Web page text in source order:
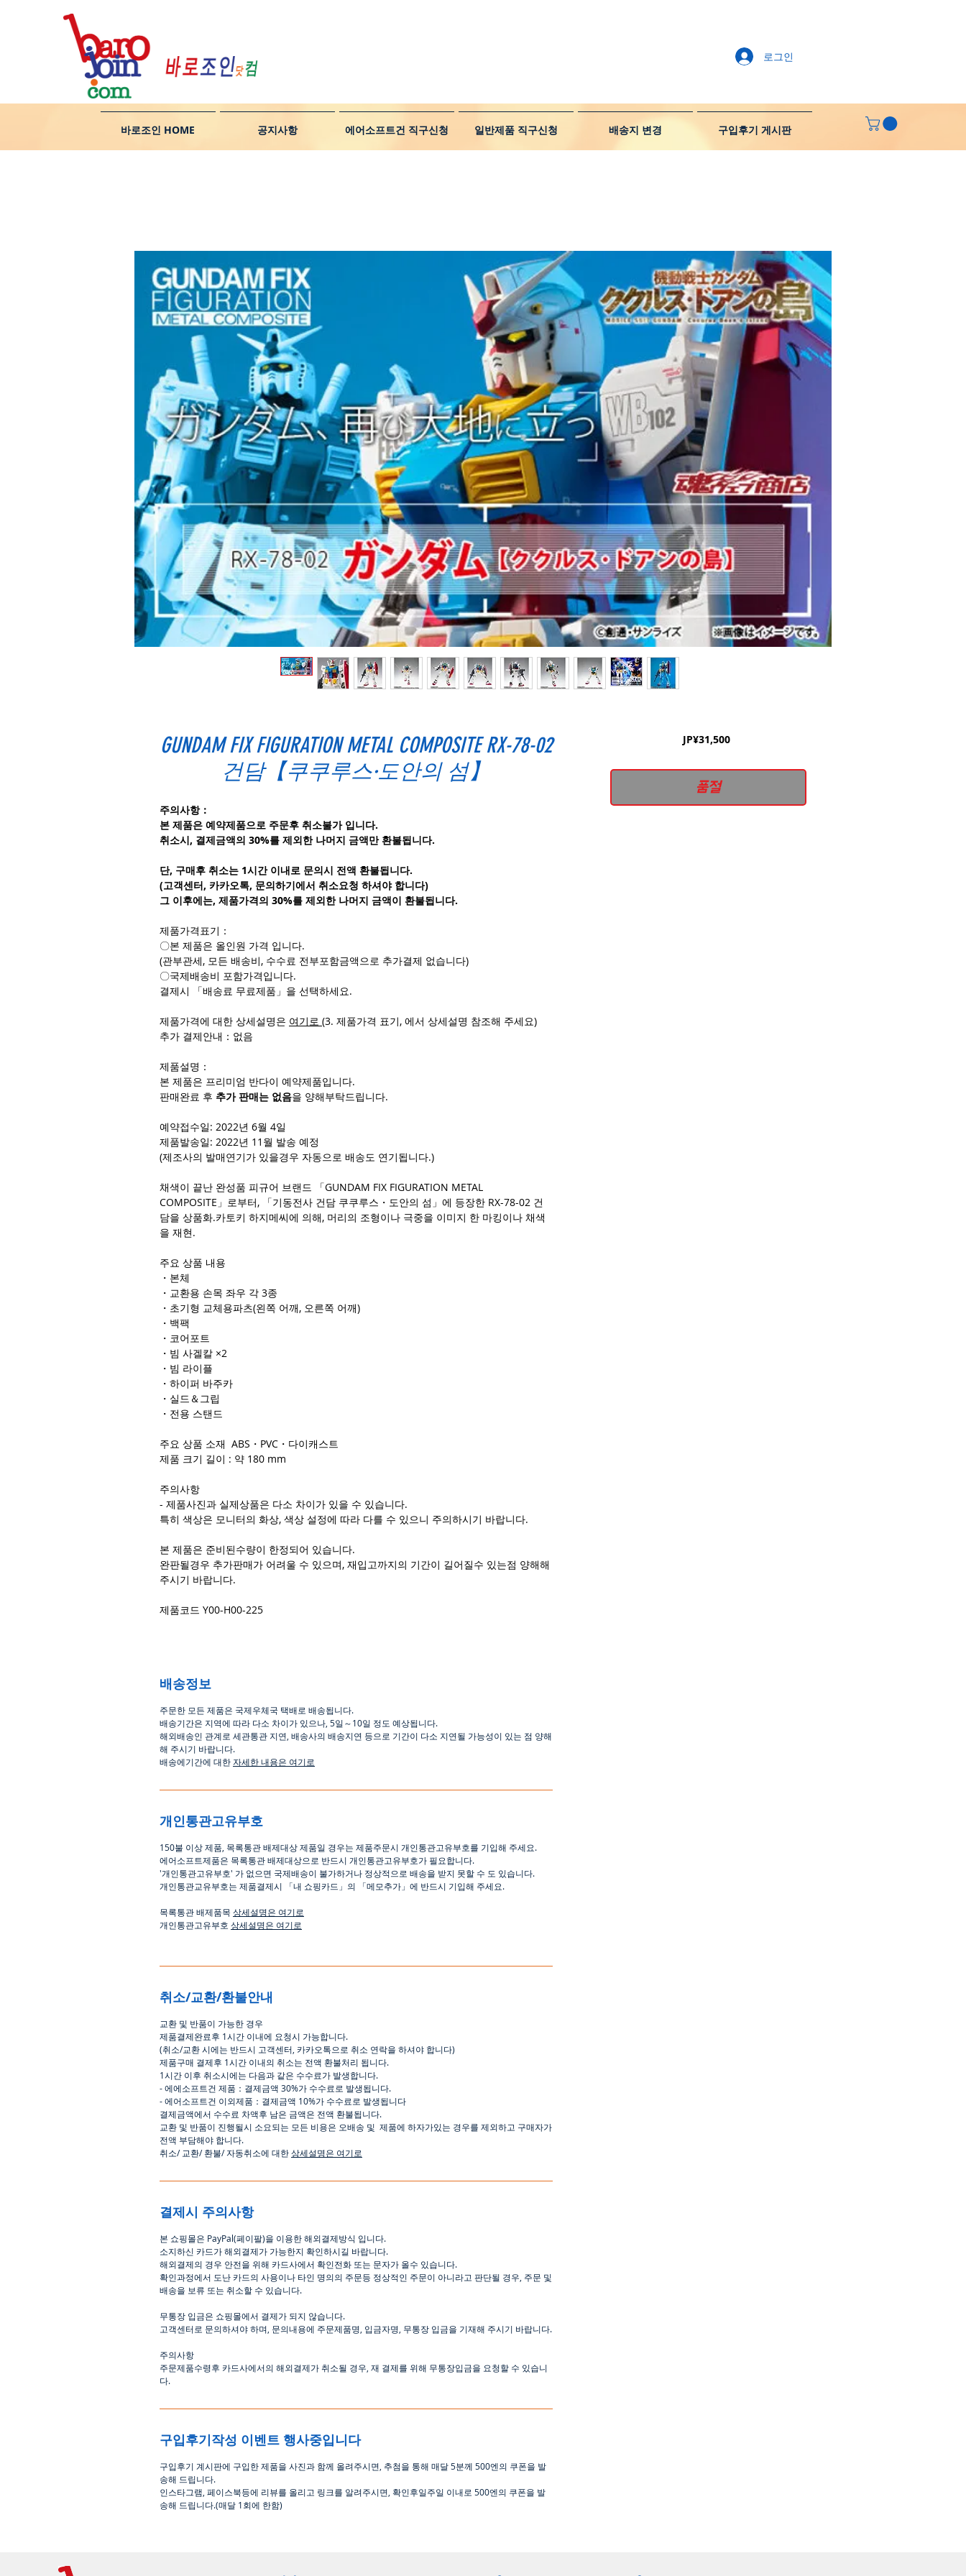
바로조인 HOME 공지사항 에어소프트건 직구신청 일반제품 직구신청 배송지 변경 구입후기 게시판
로그인
GUNDAM FIX FIGURATION METAL COMPOSITE RX-78-02
건담【쿠쿠루스·도안의 섬】
주의사항：
본 제품은 예약제품으로 주문후 취소불가 입니다.
취소시, 결제금액의 30%를 제외한 나머지 금액만 환불됩니다.
단, 구매후 취소는 1시간 이내로 문의시 전액 환불됩니다.
(고객센터, 카카오톡, 문의하기에서 취소요청 하셔야 합니다)
그 이후에는, 제품가격의 30%를 제외한 나머지 금액이 환불됩니다.
제품가격표기：
〇본 제품은 올인원 가격 입니다.
(관부관세, 모든 배송비, 수수료 전부포함금액으로 추가결제 없습니다)
〇국제배송비 포함가격입니다.
결제시 「배송료 무료제품」을 선택하세요.
제품가격에 대한 상세설명은 여기로 (3. 제품가격 표기, 에서 상세설명 참조해 주세요)
추가 결제안내：없음
제품설명：
본 제품은 프리미엄 반다이 예약제품입니다.
판매완료 후 추가 판매는 없음을 양해부탁드립니다.
예약접수일: 2022년 6월 4일
제품발송일: 2022년 11월 발송 예정
(제조사의 발매연기가 있을경우 자동으로 배송도 연기됩니다.)
채색이 끝난 완성품 피규어 브랜드 「GUNDAM FIX FIGURATION METAL
COMPOSITE」로부터, 「기동전사 건담 쿠쿠루스・도안의 섬」에 등장한 RX-78-02 건
담을 상품화.카토키 하지메씨에 의해, 머리의 조형이나 극중을 이미지 한 마킹이나 채색
을 재현.
주요 상품 내용
・본체
・교환용 손목 좌우 각 3종
・초기형 교체용파츠(왼쪽 어깨, 오른쪽 어깨)
・백팩
・코어포트
・빔 사겔칼 ×2
・빔 라이플
・하이퍼 바주카
・실드＆그립
・전용 스탠드
주요 상품 소재 ABS・PVC・다이캐스트
제품 크기 길이 : 약 180 mm
주의사항
- 제품사진과 실제상품은 다소 차이가 있을 수 있습니다.
특히 색상은 모니터의 화상, 색상 설정에 따라 다를 수 있으니 주의하시기 바랍니다.
본 제품은 준비된수량이 한정되어 있습니다.
완판될경우 추가판매가 어려울 수 있으며, 재입고까지의 기간이 길어질수 있는점 양해해
주시기 바랍니다.
제품코드 Y00-H00-225
배송정보
주문한 모든 제품은 국제우체국 택배로 배송됩니다.
배송기간은 지역에 따라 다소 차이가 있으나 5일～10일 정도 예상됩니다.
해외배송인 관계로 세관통관 지연, 배송사의 배송지연 등으로 기간이 다소 지연될 가능성이 있는 점 양해
해 주시기 바랍니다.
배송에기간에 대한자세한 내용은 여기로
개인통관고유부호
150불 이상 제품 목록통관 배제대상 제품일 경우는 제품주문시 개인통관고유부호를 기입해 주세요.
에어소프트제품은 목록통관 배제대상으로 반드시 개인통관고유부호가 필요합니다.
'개인통관고유부호' 가 없으면 국제배송이 불가하거나 정상적으로 배송을 받지 못할 수 도 있습니다.
개인통관교유부호는 제품결제시
「내 쇼핑카드 」 의 「메모추가 」 에 반드시 기입해 주세요.
목록통관 배제품목 상세설명은 여기로
개인통관고유부호 상세설명은 여기로
취소/교환/환불안내
교환 및 반품이 가능한 경우
제품결제완료후 1시간 이내에 요청시 가능합니다.
(취소/교환 시에는 반드시 고객센터 카카오톡으로 취소 연락을 하셔야 합니다)
제품구매 결제후 1시간 이내의 취소는 전액 환불처리 됩니다.
1시간 이후 취소시에는 다음과 같은 수수료가 발생합니다.
-에에소프트건 제품 ： 결제금액 30%가 수수료로 발생됩니다.
-에어소프트건 이외제품 ： 결제금액 10%가 수수료로 발생됩니다
결제금액에서 수수료 차액후 남은 금액은 전액 환불됩니다.
교환 및 반품이 진행될시 소요되는 모든 비용은 오배송 및 제품에 하자가있는 경우를 제외하고 구매자가
전액 부담해야 합니다.
취소/ 교환/환불/자동취소에 대한상세설명은 여기로
결제시 주의사항
본 쇼핑몰은 PayPal(페이팔)을 이용한해외결제방식 입니다.
소지하신 카드가해외결제가 가능한지 확인하시길 바랍니다.
해외결제의 경우 안전을 위해 카드사에서 확인전화 또는 문자가 올수 있습니다.
확인과정에서 도난카드의 사용이나 타인 명의의 주문등 정상적인 주문이 아니라고 판단될 경우 주문 및
배송을 보류 또는 취소할 수 있습니다.
무통장 입금은 쇼핑몰에서 결제가 되지 않습니다.
고객센터로 문의하셔야 하며 문의내용에 주문제품명 입금자명 무통장 입금을 기재해 주시기 바랍니다.
주의사항
주문제품수령후 카드사에서의 해외결제가취소될 경우 재 결제를 위해 무통장입금을 요청할 수 있습니
다.
구입후기작성 이벤트 행사중입니다
구입후기 계시판에 구입한 제품을 사진과 함께 올려주시면 추첨을 통해 매달5분께 500엔의 쿠폰을 발
송해 드립니다.
인스타그램 페이스북등에 리뷰를 올리고 링크를 알려주시면, 확인후일주일 이내로 500엔의 쿠폰을 발
송해 드립니다.(매달 1회에 한함)
JP¥31,500가
품절